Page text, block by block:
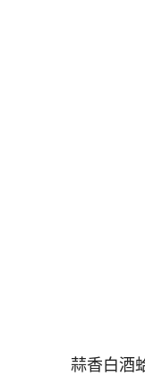
蒜香白酒